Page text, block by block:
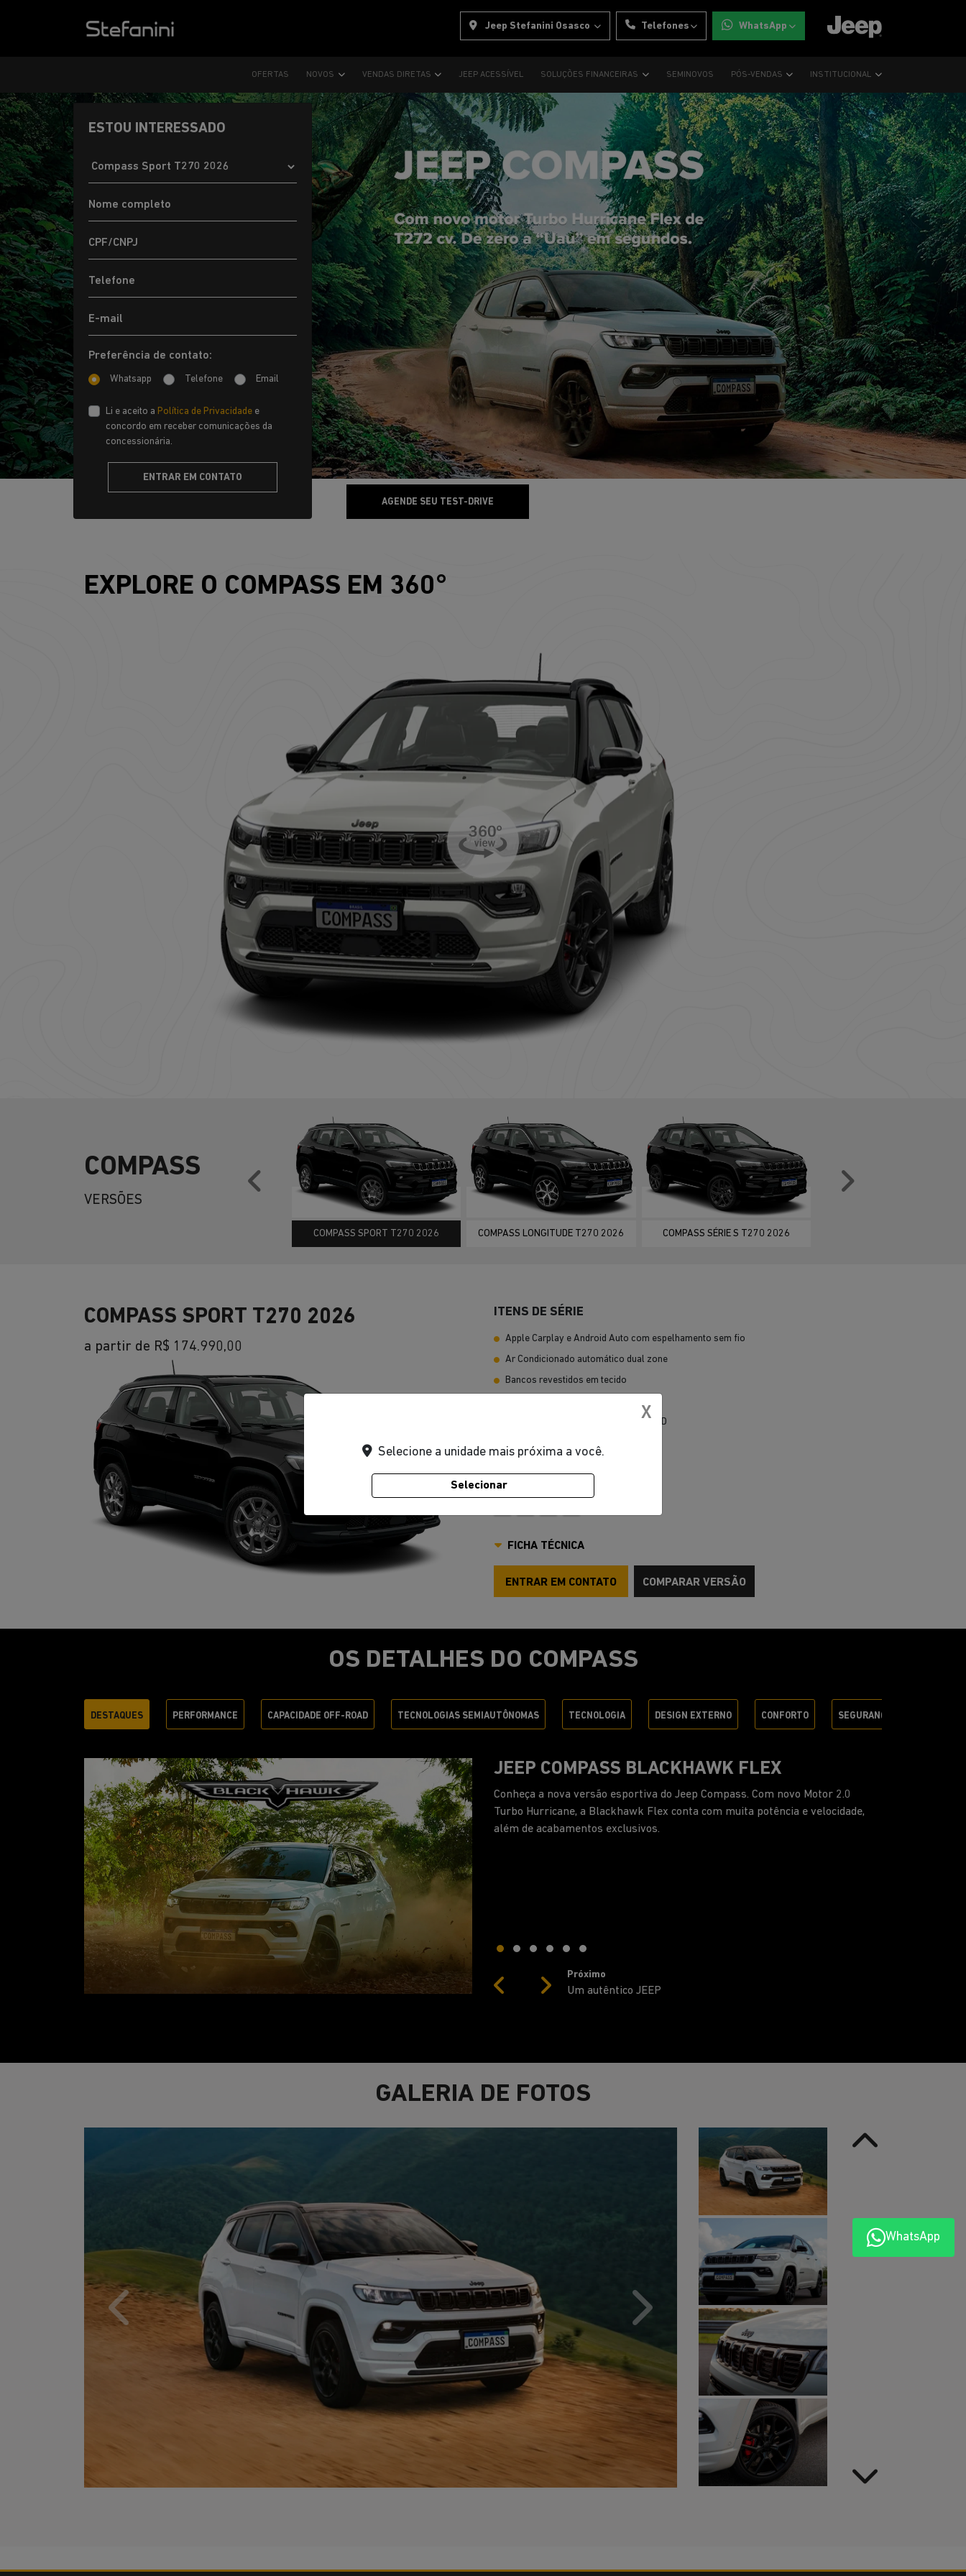
Jeep Stefanini Osasco Telefones WhatsApp
OFERTAS NOVOS VENDAS DIRETAS JEEP ACESSÍVEL SOLUÇÕES FINANCEIRAS SEMINOVOS PÓS-VENDAS INSTITUCIONAL
ESTOU INTERESSADO
Preferência de contato:
Whatsapp Telefone Email
Li e aceito a Política de Privacidade e
concordo em receber comunicações da
concessionária.
ENTRAR EM CONTATO
AGENDE SEU TEST-DRIVE
EXPLORE O COMPASS EM 360°
COMPASS
VERSÕES
COMPASS SPORT T270 2026 COMPASS LONGITUDE T270 2026 COMPASS SÉRIE S T270 2026
Anterior
COMPASS SPORT T270 2026
a partir de R$ 174.990,00
ITENS DE SÉRIE
Apple Carplay e Android Auto com espelhamento sem fio
Ar Condicionado automático dual zone
Bancos revestidos em tecido
Faróis Full LED com assinatura em LED
VER MAIS
Preto Carbon
FICHA TÉCNICA
ENTRAR EM CONTATO COMPARAR VERSÃO
OS DETALHES DO COMPASS
DESTAQUES PERFORMANCE CAPACIDADE OFF-ROAD TECNOLOGIAS SEMIAUTÔNOMAS TECNOLOGIA DESIGN EXTERNO CONFORTO SEGURANÇA
UM AUTÊNTICO JEEP
O seu novo Jeep Compass tem novas versões, com rodas de até 19”, pinturas
das partes inferiores e teto solar panorâmico. Todas essas novidades com o
DNA de um autêntico Jeep.
Próximo
Motorização
PreviousNext
GALERIA DE FOTOS
Anterior Próximo
Anterior
WhatsApp
X
Selecione a unidade mais próxima a você.
Selecionar